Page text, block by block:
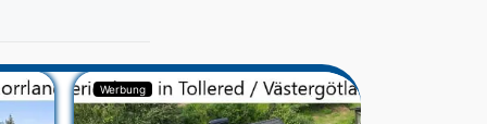
Werbung